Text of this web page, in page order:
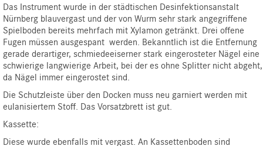
Das Instrument wurde in der städtischen Desinfektionsanstalt
Nürnberg blauvergast und der von Wurm sehr stark angegriffene
Spielboden bereits mehrfach mit Xylamon getränkt. Drei offene
Fugen müssen ausgespant werden. Bekanntlich ist die Entfernung
gerade derartiger, schmiedeeiserner stark eingerosteter Nägel eine
schwierige langwierige Arbeit, bei der es ohne Splitter nicht abgeht,
da Nägel immer eingerostet sind.
Die Schutzleiste über den Docken muss neu garniert werden mit
eulanisiertem Stoff. Das Vorsatzbrett ist gut.
Kassette:
Diese wurde ebenfalls mit vergast. An Kassettenboden sind